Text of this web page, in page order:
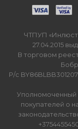
ЧТПУП
27.04.2015
В торговом
Р/с
Уполномоченный
покупателей о